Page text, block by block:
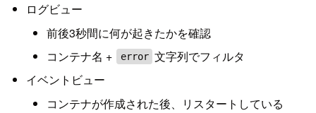
ログビュー
前後3秒間に何が起きたかを確認
コンテナ名 +
error 文字列でフィルタ
イベントビュー
コンテナが作成された後、リスタートしている